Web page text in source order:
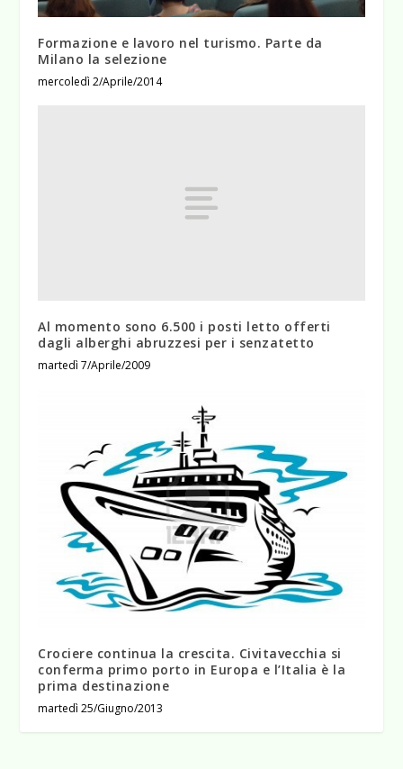
Formazione e lavoro nel turismo. Parte da
Milano la selezione
mercoledì 2/Aprile/2014
Al momento sono 6.500 i posti letto offerti
dagli alberghi abruzzesi per i senzatetto
martedì 7/Aprile/2009
Crociere continua la crescita. Civitavecchia si
conferma primo porto in Europa e l’Italia è la
prima destinazione
martedì 25/Giugno/2013